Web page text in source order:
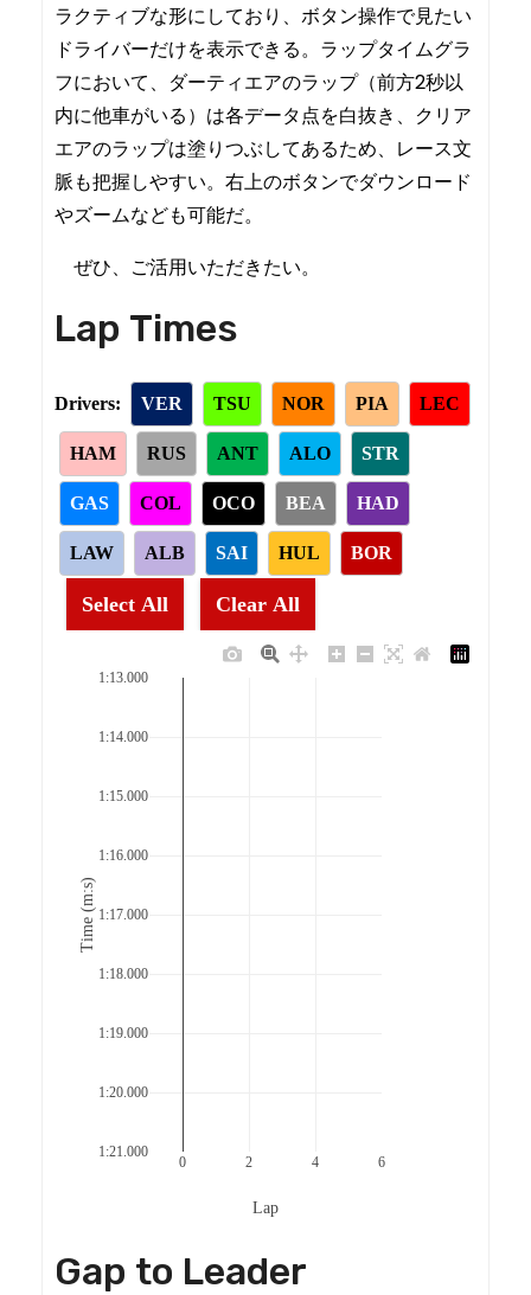
ラクティブな形にしており、ボタン操作で見たい
ドライバーだけを表示できる。ラップタイムグラ
フにおいて、ダーティエアのラップ（前方2秒以
内に他車がいる）は各データ点を白抜き、クリア
エアのラップは塗りつぶしてあるため、レース文
脈も把握しやすい。右上のボタンでダウンロード
やズームなども可能だ。
ぜひ、ご活用いただきたい。
Lap Times
Drivers: VER TSU NOR PIA LEC
HAM RUS ANT ALO STR
GAS COL OCO BEA HAD
LAW ALB SAI HUL BOR
Select All Clear All
0 2 4 6
1:13.000
1:14.000
1:15.000
1:16.000
1:17.000
1:18.000
1:19.000
1:20.000
1:21.000
Lap
Time (m:s)
Gap to Leader